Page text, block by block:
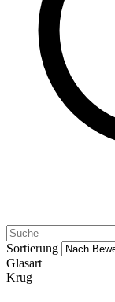
Sortierung
Glasart
Krug